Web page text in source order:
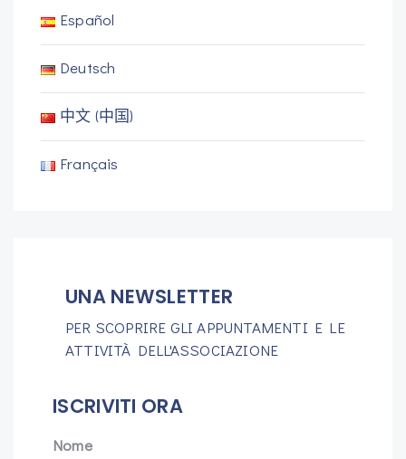
Español
Deutsch
中文 (中国)
Français
UNA NEWSLETTER
PER SCOPRIRE GLI APPUNTAMENTI E LE
ATTIVITÀ DELL'ASSOCIAZIONE
ISCRIVITI ORA
Nome